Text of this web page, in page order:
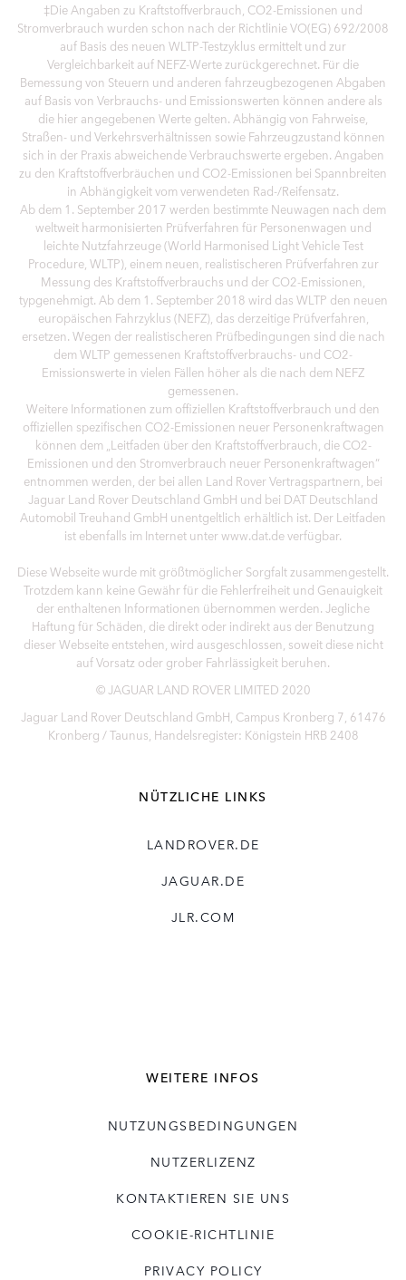
‡Die Angaben zu Kraftstoffverbrauch, CO2-Emissionen und
Stromverbrauch wurden schon nach der Richtlinie VO(EG) 692/2008
auf Basis des neuen WLTP-Testzyklus ermittelt und zur
Vergleichbarkeit auf NEFZ-Werte zurückgerechnet. Für die
Bemessung von Steuern und anderen fahrzeugbezogenen Abgaben
auf Basis von Verbrauchs- und Emissionswerten können andere als
die hier angegebenen Werte gelten. Abhängig von Fahrweise,
Straßen- und Verkehrsverhältnissen sowie Fahrzeugzustand können
sich in der Praxis abweichende Verbrauchswerte ergeben. Angaben
zu den Kraftstoffverbräuchen und CO2-Emissionen bei Spannbreiten
in Abhängigkeit vom verwendeten Rad-/Reifensatz.
Ab dem 1. September 2017 werden bestimmte Neuwagen nach dem
weltweit harmonisierten Prüfverfahren für Personenwagen und
leichte Nutzfahrzeuge (World Harmonised Light Vehicle Test
Procedure, WLTP), einem neuen, realistischeren Prüfverfahren zur
Messung des Kraftstoffverbrauchs und der CO2-Emissionen,
typgenehmigt. Ab dem 1. September 2018 wird das WLTP den neuen
europäischen Fahrzyklus (NEFZ), das derzeitige Prüfverfahren,
ersetzen. Wegen der realistischeren Prüfbedingungen sind die nach
dem WLTP gemessenen Kraftstoffverbrauchs- und CO2-
Emissionswerte in vielen Fällen höher als die nach dem NEFZ
gemessenen.
Weitere Informationen zum offiziellen Kraftstoffverbrauch und den
offiziellen spezifischen CO2-Emissionen neuer Personenkraftwagen
können dem „Leitfaden über den Kraftstoffverbrauch, die CO2-
Emissionen und den Stromverbrauch neuer Personenkraftwagen“
entnommen werden, der bei allen Land Rover Vertragspartnern, bei
Jaguar Land Rover Deutschland GmbH und bei DAT Deutschland
Automobil Treuhand GmbH unentgeltlich erhältlich ist. Der Leitfaden
ist ebenfalls im Internet unter www.dat.de verfügbar.
Diese Webseite wurde mit größtmöglicher Sorgfalt zusammengestellt.
Trotzdem kann keine Gewähr für die Fehlerfreiheit und Genauigkeit
der enthaltenen Informationen übernommen werden. Jegliche
Haftung für Schäden, die direkt oder indirekt aus der Benutzung
dieser Webseite entstehen, wird ausgeschlossen, soweit diese nicht
auf Vorsatz oder grober Fahrlässigkeit beruhen.
© JAGUAR LAND ROVER LIMITED 2020
Jaguar Land Rover Deutschland GmbH, Campus Kronberg 7, 61476
Kronberg / Taunus, Handelsregister: Königstein HRB 2408
NÜTZLICHE LINKS
LANDROVER.DE
JAGUAR.DE
JLR.COM
WEITERE INFOS
NUTZUNGSBEDINGUNGEN
NUTZERLIZENZ
KONTAKTIEREN SIE UNS
COOKIE-RICHTLINIE
PRIVACY POLICY